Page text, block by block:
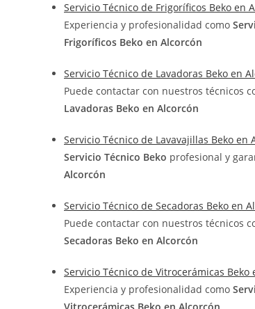
Servicio Técnico de Frigoríficos Beko en
Experiencia y profesionalidad como
Frigoríficos Beko en Alcorcón
Servicio Técnico de Lavadoras Beko en
Puede contactar con nuestros técnicos
Lavadoras Beko en Alcorcón
Servicio Técnico de Lavavajillas Beko en
Servicio Técnico Beko profesional y
Alcorcón
Servicio Técnico de Secadoras Beko en
Puede contactar con nuestros técnicos
Secadoras Beko en Alcorcón
Servicio Técnico de Vitrocerámicas Beko
Experiencia y profesionalidad como